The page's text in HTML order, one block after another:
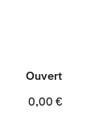
Ouvert
0,00 €